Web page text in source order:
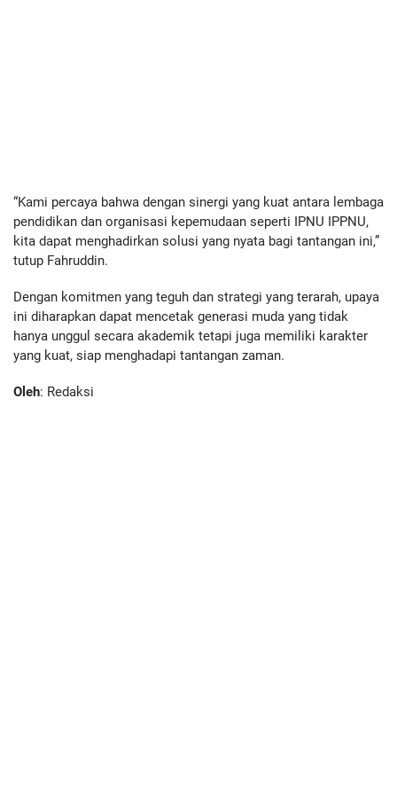
“Kami percaya bahwa dengan sinergi yang kuat antara lembaga
pendidikan dan organisasi kepemudaan seperti IPNU IPPNU,
kita dapat menghadirkan solusi yang nyata bagi tantangan ini,”
tutup Fahruddin.
Dengan komitmen yang teguh dan strategi yang terarah, upaya
ini diharapkan dapat mencetak generasi muda yang tidak
hanya unggul secara akademik tetapi juga memiliki karakter
yang kuat, siap menghadapi tantangan zaman.
Oleh: Redaksi